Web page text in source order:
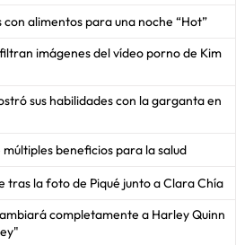
con alimentos para una noche “Hot”
imágenes del vídeo porno de Kim
sus habilidades con la garganta en
múltiples beneficios para la salud
tras la foto de Piqué junto a Clara Chía
completamente a Harley Quinn